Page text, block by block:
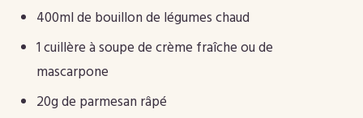
400ml de bouillon de légumes chaud
1 cuillère à soupe de crème fraîche ou de
mascarpone
20g de parmesan râpé